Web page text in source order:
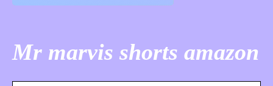
Mr marvis shorts amazon